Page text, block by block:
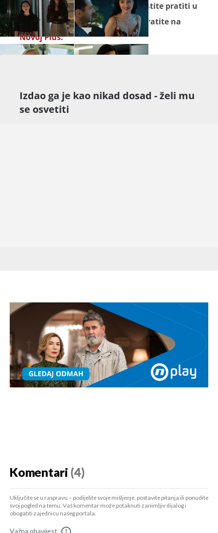
Seriju "Tajne prošlosti"
ne propustite pratiti u
ponedjeljak na Novoj TV! Seriju pratite na
Novoj Plus.
Izdao ga je kao nikad dosad - želi mu
se osvetiti
Komentari (4)
Uključite se u raspravu – podijelite svoje mišljenje, postavite pitanja ili ponudite
svoj pogled na temu. Vaš komentar može potaknuti zanimljiv dijalog i
obogatiti zajednicu našeg portala.
!